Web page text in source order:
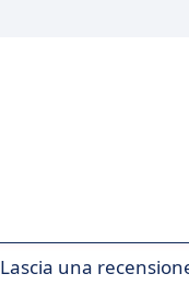
Lascia una